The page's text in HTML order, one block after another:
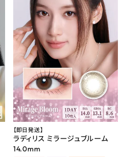
【即日発送】
ラディリス ミラージュブルーム
14.0mm